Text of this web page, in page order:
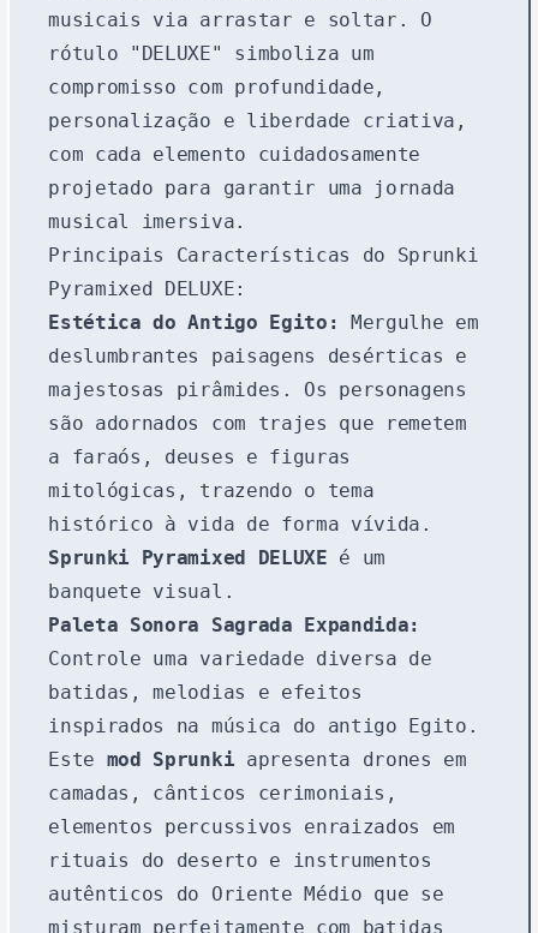
musicais via arrastar e soltar. O
rótulo "DELUXE" simboliza um
compromisso com profundidade,
personalização e liberdade criativa,
com cada elemento cuidadosamente
projetado para garantir uma jornada
musical imersiva.
Principais Características do Sprunki
Pyramixed DELUXE:
Estética do Antigo Egito:
Mergulhe em
deslumbrantes paisagens desérticas e
majestosas pirâmides. Os personagens
são adornados com trajes que remetem
a faraós, deuses e figuras
mitológicas, trazendo o tema
histórico à vida de forma vívida.
Sprunki Pyramixed DELUXE é um
banquete visual.
Paleta Sonora Sagrada Expandida:
Controle uma variedade diversa de
batidas, melodias e efeitos
inspirados na música do antigo Egito.
Este mod Sprunki apresenta drones em
camadas, cânticos cerimoniais,
elementos percussivos enraizados em
rituais do deserto e instrumentos
autênticos do Oriente Médio que se
misturam perfeitamente com batidas